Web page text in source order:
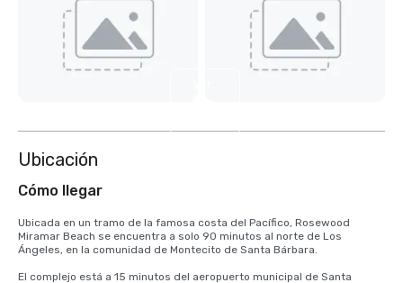
Ubicación
Cómo llegar
Ubicada en un tramo de la famosa costa del Pacífico, Rosewood
Miramar Beach se encuentra a solo 90 minutos al norte de Los
Ángeles, en la comunidad de Montecito de Santa Bárbara.
El complejo está a 15 minutos del aeropuerto municipal de Santa